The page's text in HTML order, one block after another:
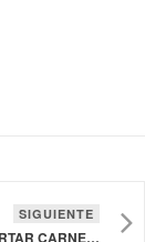
SIGUIENTE
BACHOCO COMIENZA A EXPORTAR CARNE DE CERDO AL CONTINENTE AFRICANO